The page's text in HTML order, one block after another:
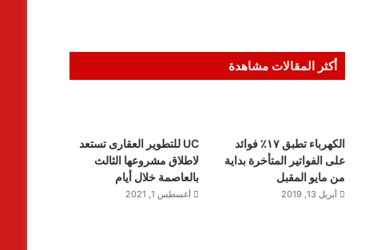
أكثر المقالات مشاهدة
الكهرباء تطبق ١٧٪ فوائد
على الفواتير المتأخرة بداية
من مايو المقبل
أبريل 13, 2019
UC للتطوير العقارى تستعد
لاطلاق مشروعها الثالث
بالعاصمة خلال أيام
أغسطس 1, 2021